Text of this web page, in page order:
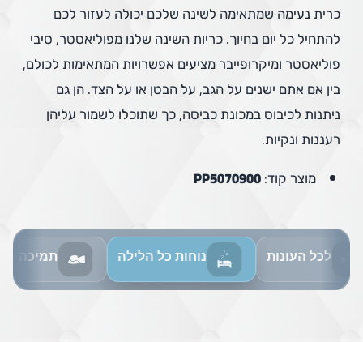
כרית נעימה שמתאימה לשינה שלכם יכולה לעזור לכם
להתחיל כל יום בחיוך. כריות השינה שלנו מפוליאסטר, סיבי
פוליאסטר ומיקרופייבר מציעים אפשרויות המתאימות לכולם,
בין אם אתם ישנים על הגב, על הבטן או על הצד. הן גם
ניתנות לכיבוס במכונת כביסה, כך שתוכלו לשמור עליהן
רעננות ונקיות.
מוצר קוד:PP5070900
לכל העונות נוחות כל הלילה תמיכה